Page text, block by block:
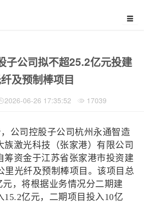
子公司拟不超25.2亿元投建
及预制棒项目
2026-06-26 17:35:52 17039
公司控股子公司杭州永通智造
族激光科技（张家港）有限公司
筹资金于江苏省张家港市投资建
里光纤及预制棒项目。该项目总
元，将根据业务情况分二期建
15.2亿元，二期项目投入10亿